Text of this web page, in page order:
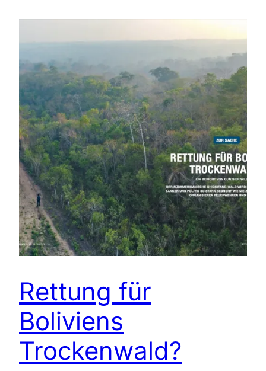
Rettung für
Boliviens
Trockenwald?